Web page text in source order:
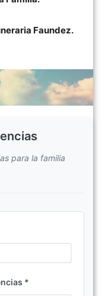
Faundez.
para la familia
*